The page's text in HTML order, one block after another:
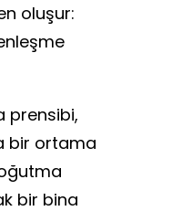
oluşur:
prensibi,
bir ortama
bir bina